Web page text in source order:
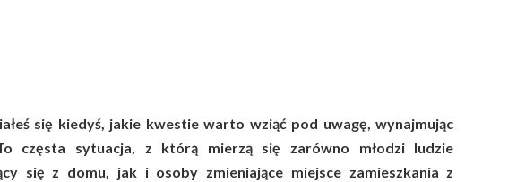
się kiedyś, jakie kwestie warto wziąć pod uwagę, wynajmując
częsta sytuacja, z którą mierzą się zarówno młodzi ludzie
się z domu, jak i osoby zmieniające miejsce zamieszkania z